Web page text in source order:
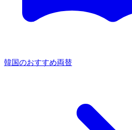
韓国のおすすめ両替